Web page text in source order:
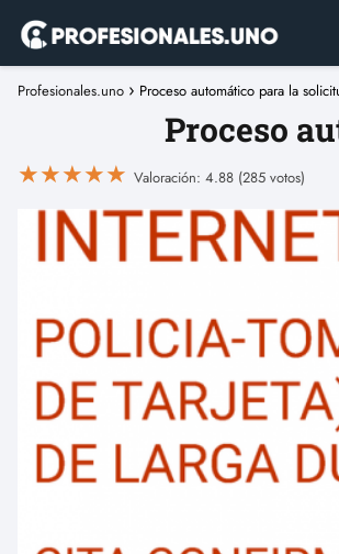
Profesionales.uno Proceso automático para la
Proceso
★★★★★ Valoración: 4.88 (285 votos)